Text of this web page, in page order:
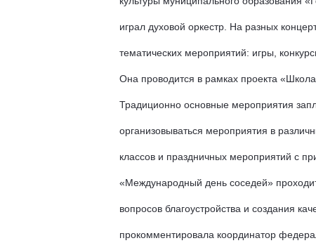
играл духовой оркестр. На разных
тематических мероприятий: игры,
Она проводится в рамках проекта
Традиционно основные мероприятия
организовываться мероприятия в
классов и праздничных мероприятий с
«Международный день соседей»
вопросов благоустройства и создания
прокомментировала координатор